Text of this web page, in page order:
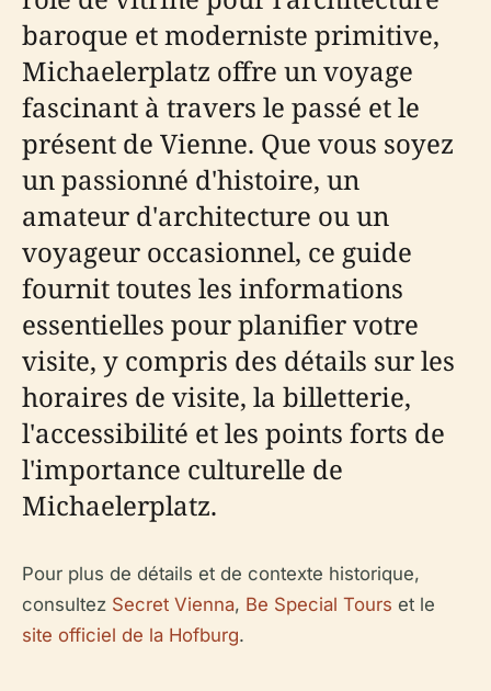
baroque et moderniste primitive,
Michaelerplatz offre un voyage
fascinant à travers le passé et le
présent de Vienne. Que vous soyez
un passionné d'histoire, un
amateur d'architecture ou un
voyageur occasionnel, ce guide
fournit toutes les informations
essentielles pour planifier votre
visite, y compris des détails sur les
horaires de visite, la billetterie,
l'accessibilité et les points forts de
l'importance culturelle de
Michaelerplatz.
Pour plus de détails et de contexte historique,
consultez Secret Vienna, Be Special Tours et le
site officiel de la Hofburg.